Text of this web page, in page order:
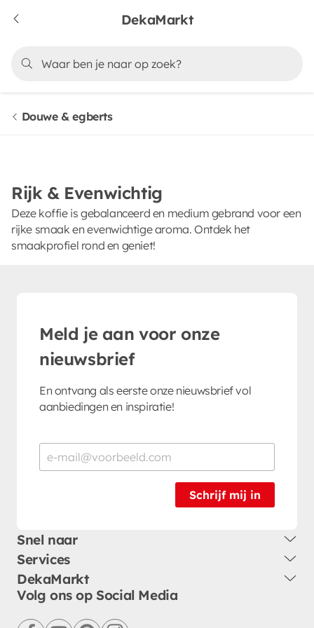
DekaMarkt
Douwe & egberts
Rijk & Evenwichtig
Deze koffie is gebalanceerd en medium gebrand voor een
rijke smaak en evenwichtige aroma. Ontdek het
smaakprofiel rond en geniet!
Meld je aan voor onze
nieuwsbrief
En ontvang als eerste onze nieuwsbrief vol
aanbiedingen en inspiratie!
Schrijf mij in
Snel naar
Services
DekaMarkt
Volg ons op Social Media